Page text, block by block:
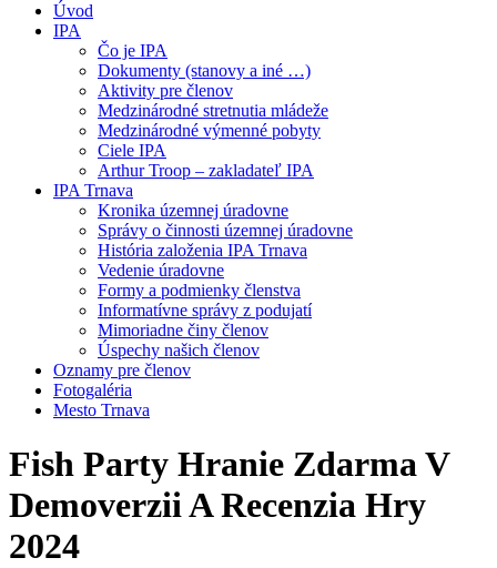
Úvod
IPA
Čo je IPA
Dokumenty (stanovy a iné …)
Aktivity pre členov
Medzinárodné stretnutia mládeže
Medzinárodné výmenné pobyty
Ciele IPA
Arthur Troop – zakladateľ IPA
IPA Trnava
Kronika územnej úradovne
Správy o činnosti územnej úradovne
História založenia IPA Trnava
Vedenie úradovne
Formy a podmienky členstva
Informatívne správy z podujatí
Mimoriadne činy členov
Úspechy našich členov
Oznamy pre členov
Fotogaléria
Mesto Trnava
Fish Party Hranie Zdarma V
Demoverzii A Recenzia Hry
2024